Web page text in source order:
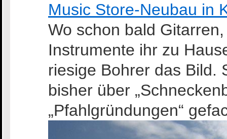
Music Store-Neubau in
Wo schon bald
Instrumente ihr zu
riesige Bohrer das Bild.
bisher über
„Pfahlgründungen“